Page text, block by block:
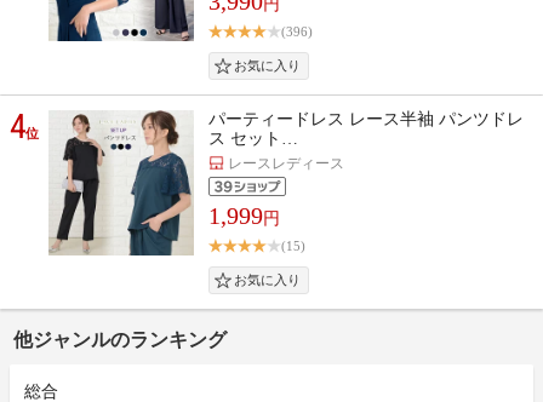
円
(396)
4位
パーティードレス レース半袖 パンツドレ
ス セット…
レースレディース
1,999円
(15)
他ジャンルのランキング
総合